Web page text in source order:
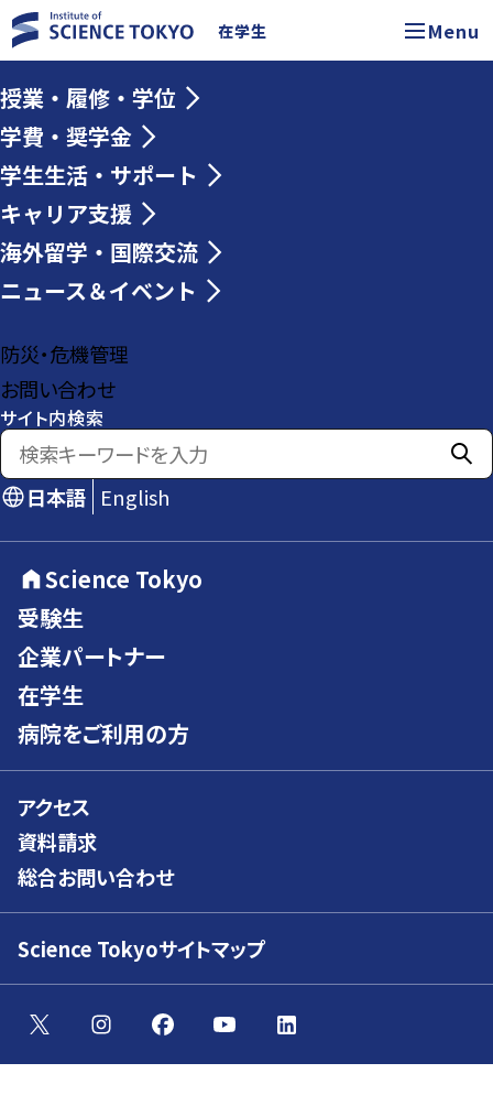
在学生 Menu
授業・履修・学位
学費・奨学金
学生生活・サポート
キャリア支援
海外留学・国際交流
ニュース＆イベント
防災・危機管理
お問い合わせ
サイト内検索
日本語 English
Science Tokyo
受験生
企業パートナー
在学生
病院をご利用の方
アクセス
資料請求
総合お問い合わせ
Science Tokyoサイトマップ